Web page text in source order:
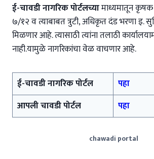
ई-चावडी नागरिक पोर्टलच्यामाध्यमातून
७/१२ व त्याबाबत त्रुटी, अधिकृत दंड भरणा इ.
मिळणार आहे. त्यासाठी त्यांना तलाठी
नाही.यामुळे नागरिकांचा वेळ वाचणार आहे.
ई-चावडी नागरिक पोर्टल
पहा
आपली चावडी पोर्टल
पहा
chawadi portal